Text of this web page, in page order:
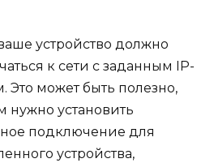
устройство должно
к сети с заданным IP-
Это может быть полезно,
нужно установить
подключение для
устройства,